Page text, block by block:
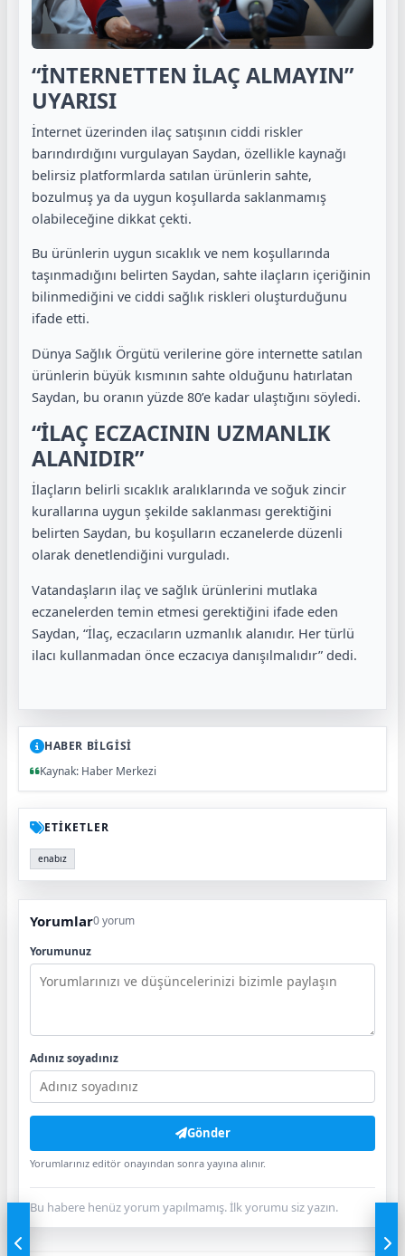
“İNTERNETTEN İLAÇ ALMAYIN”
UYARISI
İnternet üzerinden ilaç satışının ciddi riskler
barındırdığını vurgulayan Saydan, özellikle kaynağı
belirsiz platformlarda satılan ürünlerin sahte,
bozulmuş ya da uygun koşullarda saklanmamış
olabileceğine dikkat çekti.
Bu ürünlerin uygun sıcaklık ve nem koşullarında
taşınmadığını belirten Saydan, sahte ilaçların içeriğinin
bilinmediğini ve ciddi sağlık riskleri oluşturduğunu
ifade etti.
Dünya Sağlık Örgütü verilerine göre internette satılan
ürünlerin büyük kısmının sahte olduğunu hatırlatan
Saydan, bu oranın yüzde 80’e kadar ulaştığını söyledi.
“İLAÇ ECZACININ UZMANLIK
ALANIDIR”
İlaçların belirli sıcaklık aralıklarında ve soğuk zincir
kurallarına uygun şekilde saklanması gerektiğini
belirten Saydan, bu koşulların eczanelerde düzenli
olarak denetlendiğini vurguladı.
Vatandaşların ilaç ve sağlık ürünlerini mutlaka
eczanelerden temin etmesi gerektiğini ifade eden
Saydan, “İlaç, eczacıların uzmanlık alanıdır. Her türlü
ilacı kullanmadan önce eczacıya danışılmalıdır” dedi.
HABER BİLGİSİ
Kaynak: Haber Merkezi
ETİKETLER
enabız
Yorumlar0 yorum
Yorumunuz
Adınız soyadınız
Gönder
Yorumlarınız editör onayından sonra yayına alınır.
Bu habere henüz yorum yapılmamış. İlk yorumu siz yazın.